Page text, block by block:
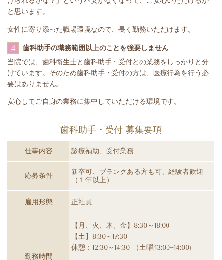
と思います。
女性に寄り添った職場環境なので、長く勤務いただけます。
4 歯科助手の職務範囲以上のことを強要しません
当院では、歯科衛生士と歯科助手・受付との業務をしっかりと分
けています。そのため歯科助手・受付の方は、医療行為を行う必
要はありません。
安心してご自身の業務に集中していただける環境です。
歯科助手・受付 募集要項
仕事内容 診療補助、受付業務
応募条件
新卒可、ブランクある方も可、経験者歓迎
（１年以上）
雇用形態 正社員
勤務時間
【月、火、木、金】8:30～18:00
【土】8:30～17:30
休憩：12:30～14:30 （土曜;13:00~14:00)